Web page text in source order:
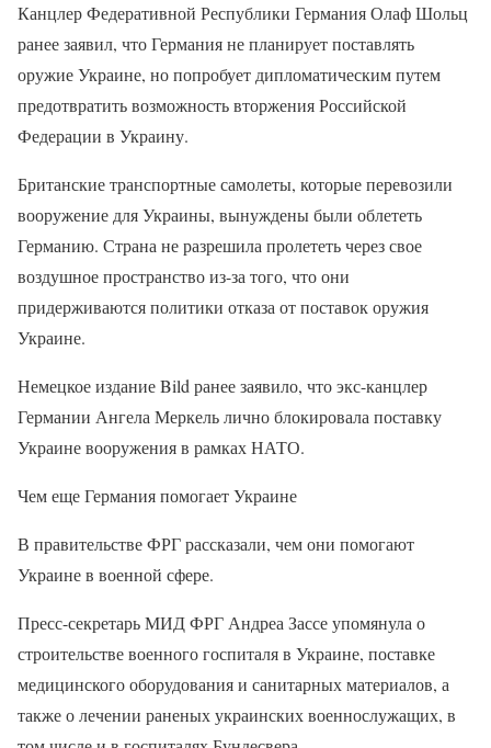
Канцлер Федеративной Республики Германия Олаф Шольц
ранее заявил, что Германия не планирует поставлять
оружие Украине, но попробует дипломатическим путем
предотвратить возможность вторжения Российской
Федерации в Украину.
Британские транспортные самолеты, которые перевозили
вооружение для Украины, вынуждены были облететь
Германию. Страна не разрешила пролететь через свое
воздушное пространство из-за того, что они
придерживаются политики отказа от поставок оружия
Украине.
Немецкое издание Bild ранее заявило, что экс-канцлер
Германии Ангела Меркель лично блокировала поставку
Украине вооружения в рамках НАТО.
Чем еще Германия помогает Украине
В правительстве ФРГ рассказали, чем они помогают
Украине в военной сфере.
Пресс-секретарь МИД ФРГ Андреа Зассе упомянула о
строительстве военного госпиталя в Украине, поставке
медицинского оборудования и санитарных материалов, а
также о лечении раненых украинских военнослужащих, в